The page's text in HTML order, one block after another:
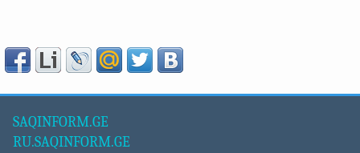
SAQINFORM.GE
RU.SAQINFORM.GE